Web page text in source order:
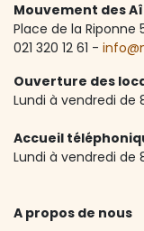
Mouvement des
Place de la Riponne
021 320 12 61 -
Ouverture des
Lundi à vendredi de
Accueil
Lundi à vendredi de
A propos de nous